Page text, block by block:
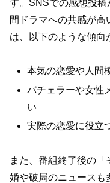
す。SNSでの感想投稿
間ドラマへの共感が高
は、以下のような傾向
本気の恋愛や人間
バチェラーや女性
い
実際の恋愛に役立
また、番組終了後の
婚や破局のニュースも